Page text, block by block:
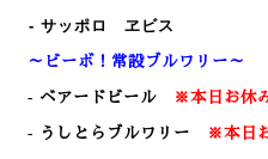
- サッポロ ヱビス
～ビーボ！常設ブルワリー～
- ベアードビール ※本日お休
- うしとらブルワリー ※本日